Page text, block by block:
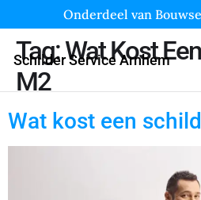
Onderdeel van
Schilder Service Arnhem
Tag:Wat Kost
M2
Wat kost een